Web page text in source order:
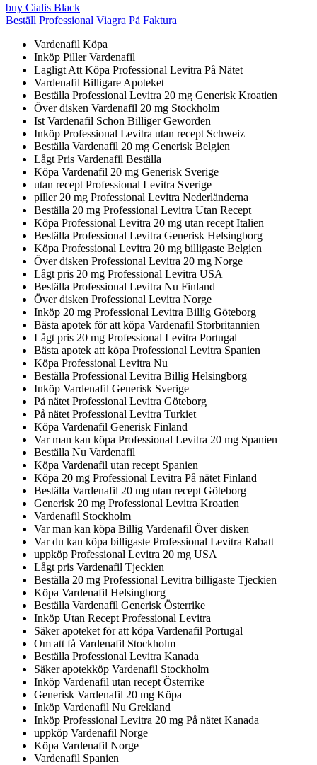
buy Cialis Black
Beställ Professional Viagra På Faktura
Vardenafil Köpa
Inköp Piller Vardenafil
Lagligt Att Köpa Professional Levitra På Nätet
Vardenafil Billigare Apoteket
Beställa Professional Levitra 20 mg Generisk Kroatien
Över disken Vardenafil 20 mg Stockholm
Ist Vardenafil Schon Billiger Geworden
Inköp Professional Levitra utan recept Schweiz
Beställa Vardenafil 20 mg Generisk Belgien
Lågt Pris Vardenafil Beställa
Köpa Vardenafil 20 mg Generisk Sverige
utan recept Professional Levitra Sverige
piller 20 mg Professional Levitra Nederländerna
Beställa 20 mg Professional Levitra Utan Recept
Köpa Professional Levitra 20 mg utan recept Italien
Beställa Professional Levitra Generisk Helsingborg
Köpa Professional Levitra 20 mg billigaste Belgien
Över disken Professional Levitra 20 mg Norge
Lågt pris 20 mg Professional Levitra USA
Beställa Professional Levitra Nu Finland
Över disken Professional Levitra Norge
Inköp 20 mg Professional Levitra Billig Göteborg
Bästa apotek för att köpa Vardenafil Storbritannien
Lågt pris 20 mg Professional Levitra Portugal
Bästa apotek att köpa Professional Levitra Spanien
Köpa Professional Levitra Nu
Beställa Professional Levitra Billig Helsingborg
Inköp Vardenafil Generisk Sverige
På nätet Professional Levitra Göteborg
På nätet Professional Levitra Turkiet
Köpa Vardenafil Generisk Finland
Var man kan köpa Professional Levitra 20 mg Spanien
Beställa Nu Vardenafil
Köpa Vardenafil utan recept Spanien
Köpa 20 mg Professional Levitra På nätet Finland
Beställa Vardenafil 20 mg utan recept Göteborg
Generisk 20 mg Professional Levitra Kroatien
Vardenafil Stockholm
Var man kan köpa Billig Vardenafil Över disken
Var du kan köpa billigaste Professional Levitra Rabatt
uppköp Professional Levitra 20 mg USA
Lågt pris Vardenafil Tjeckien
Beställa 20 mg Professional Levitra billigaste Tjeckien
Köpa Vardenafil Helsingborg
Beställa Vardenafil Generisk Österrike
Inköp Utan Recept Professional Levitra
Säker apoteket för att köpa Vardenafil Portugal
Om att få Vardenafil Stockholm
Beställa Professional Levitra Kanada
Säker apotekköp Vardenafil Stockholm
Inköp Vardenafil utan recept Österrike
Generisk Vardenafil 20 mg Köpa
Inköp Vardenafil Nu Grekland
Inköp Professional Levitra 20 mg På nätet Kanada
uppköp Vardenafil Norge
Köpa Vardenafil Norge
Vardenafil Spanien